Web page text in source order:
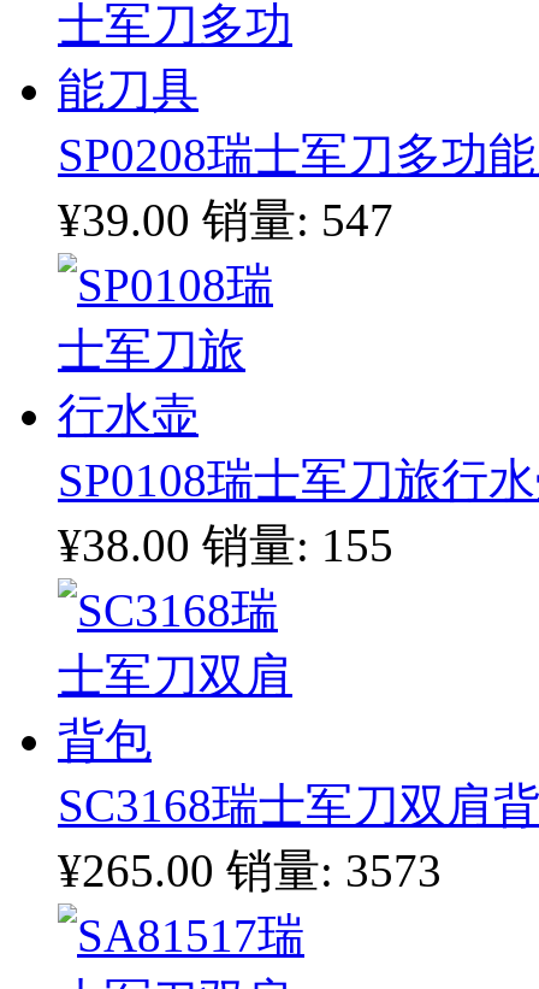
SP0208瑞士军刀多功
¥39.00 销量: 547
SP0108瑞士军刀旅行
¥38.00 销量: 155
SC3168瑞士军刀双肩
¥265.00 销量: 3573